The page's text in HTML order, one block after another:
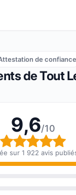
de Tout
de confiance
9,6/10
Note
sur 1 922 avis